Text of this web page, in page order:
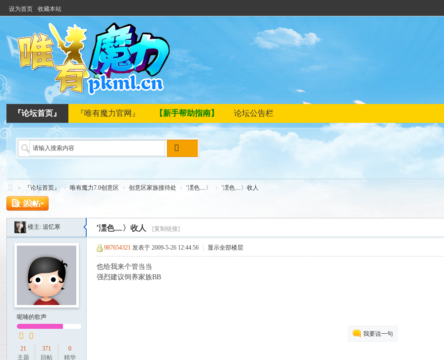
设为首页 收藏本站
『论坛首页』 『唯有魔力官网』 【新手帮助指南】 论坛公告栏
唯
有
魔
力
» 『论坛首页』 › 唯有魔力7.0创意区 › 创意区家族接待处 › ′潶色﹏〉 › ′潶色﹏〉收人
发新帖
楼主:追忆寒 ′潶色﹏〉收人 [复制链接]
呢喃的歌声
21
主题
371
回帖
0
精华
987654321 发表于 2009-5-26 12:44:56 显示全部楼层
也给我来个管当当
强烈建议饲养家族BB
我要说一句